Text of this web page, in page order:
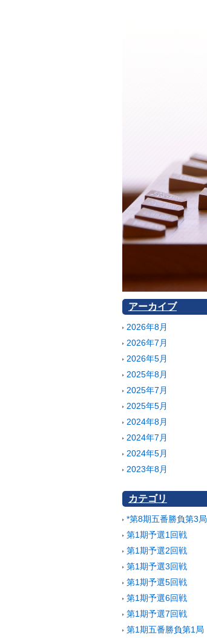
アーカイブ
2026年8月
2026年7月
2026年5月
2025年8月
2025年7月
2025年5月
2024年8月
2024年7月
2024年5月
2023年8月
カテゴリ
*第8期五番勝負第3局
第1期予選1回戦
第1期予選2回戦
第1期予選3回戦
第1期予選5回戦
第1期予選6回戦
第1期予選7回戦
第1期五番勝負第1局